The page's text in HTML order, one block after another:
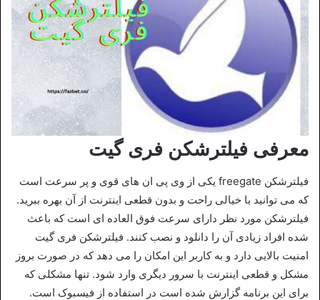
معرفی فیلترشکن فری گیت
فیلترشکن freegate یکی از وی پی ان های قوی و پر سرعت است
که می توانید با خیالی راحت و بدون قطعی اینترنت از آن بهره ببرید.
فیلترشکن مورد نظر دارای سرعت فوق العاده ای است که باعث
شده افراد زیادی آن را دانلود و نصب کنند. فیلترشکن فری گیت
امنیت بالایی دارد و به کاربر این امکان را می دهد که در صورت بروز
مشکل و قطعی اینترنت با سرور دیگری وارد شود. تنها مشکلی که
برای این برنامه گزارش شده است در استفاده از فیسبوک است.